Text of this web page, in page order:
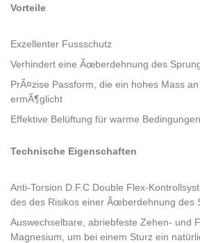
Vorteile
Exzellenter Fussschutz
Verhindert eine Ãœberdehnung des
PrÃ¤zise Passform, die ein hohes Mass
ermÃ¶glicht
Effektive Belüftung für warme Bedingungen
Technische Eigenschaften
Anti-Torsion D.F.C Double Flex-
des des Risikos einer Ãœberdehnung des
Auswechselbare, abriebfeste Zehen- und
Magnesium, um bei einem Sturz ein